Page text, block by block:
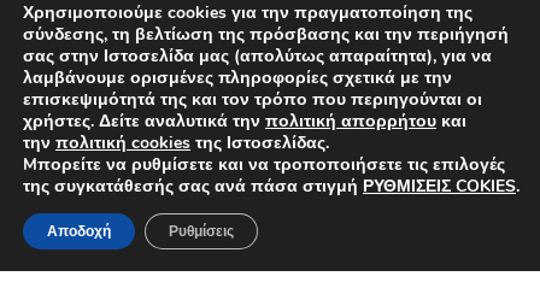
Όροι Χρήσης
Πολιτική προστασίας απορρήτου
Τρόποι Πληρωμής
Επιλογές Αποστολών
Πολιτική επιστροφών
Χρησιμοποιούμε cookies για την πραγματοποίηση της
σύνδεσης, τη βελτίωση της πρόσβασης και την περιήγησή
σας στην Ιστοσελίδα μας (απολύτως απαραίτητα), για να
λαμβάνουμε ορισμένες πληροφορίες σχετικά με την
επισκεψιμότητά της και τον τρόπο που περιηγούνται οι
χρήστες. Δείτε αναλυτικά την πολιτική απορρήτου και
την πολιτική cookies της Ιστοσελίδας.
Mπορείτε να ρυθμίσετε και να τροποποιήσετε τις επιλογές
της συγκατάθεσής σας ανά πάσα στιγμή ΡΥΘΜΙΣΕΙΣ COKIES.
Αποδοχή Ρυθμίσεις